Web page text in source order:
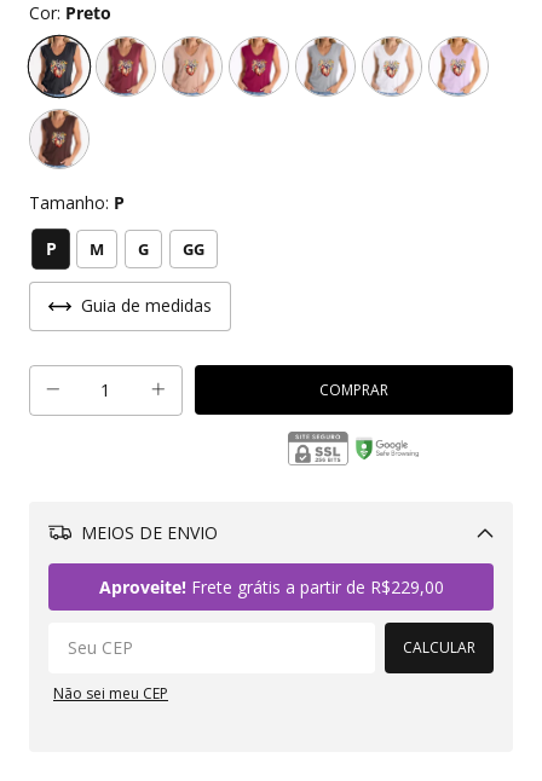
Cor: Preto
Tamanho: P
P M G GG
Guia de medidas
MEIOS DE ENVIO
Aproveite!Frete grátis a partir de R$229,00
CALCULAR
Não sei meu CEP